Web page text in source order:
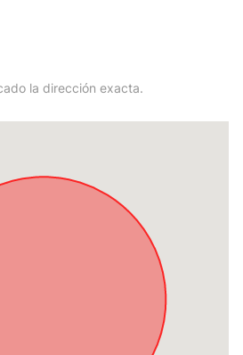
la dirección exacta.